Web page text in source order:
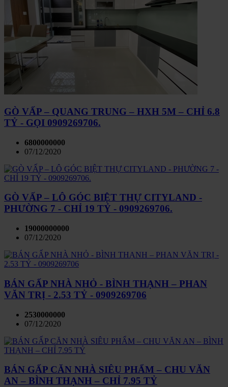
GÒ VẤP – QUANG TRUNG – HXH 5M – CHỈ 6.8
TỶ - GỌI 0909269706.
6800000000
07/12/2020
GÒ VẤP – LÔ GÓC BIỆT THỰ CITYLAND -
PHƯỜNG 7 - CHỈ 19 TỶ - 0909269706.
19000000000
07/12/2020
BÁN GẤP NHÀ NHỎ - BÌNH THẠNH – PHAN
VĂN TRỊ - 2.53 TỶ - 0909269706
2530000000
07/12/2020
BÁN GẤP CĂN NHÀ SIÊU PHẨM – CHU VĂN
AN – BÌNH THẠNH – CHỈ 7.95 TỶ